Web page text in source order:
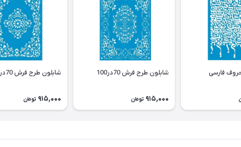
فارسی
شابلون طرح فرش 70در100
915,000 تومان
شابلون طرح فرش 70در100
915,000 تومان